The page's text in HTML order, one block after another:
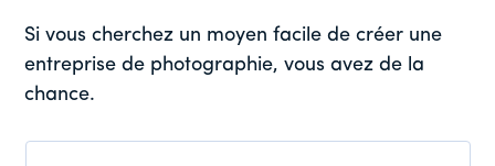
Si vous cherchez un moyen facile de créer une
entreprise de photographie, vous avez de la
chance.